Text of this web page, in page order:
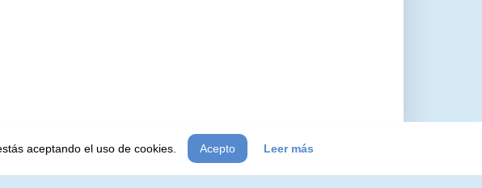
aceptando el uso de cookies. Acepto Leer más